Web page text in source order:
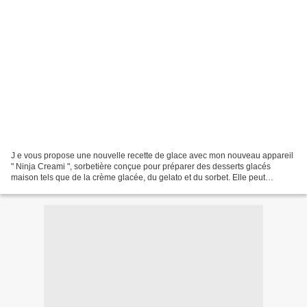
J e vous propose une nouvelle recette de glace avec mon nouveau appareil
" Ninja Creami ", sorbetière conçue pour préparer des desserts glacés
maison tels que de la crème glacée, du gelato et du sorbet. Elle peut